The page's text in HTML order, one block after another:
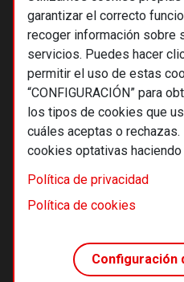
garantizar el correcto
recoger información sobre
servicios. Puedes hacer clic
permitir el uso de estas
“CONFIGURACIÓN” para
los tipos de cookies que
cuáles aceptas o
cookies optativas haciendo
Política de privacidad
Política de cookies
Configuración
© 2026 Alternativas
Footer
Términos y
Política
Principios